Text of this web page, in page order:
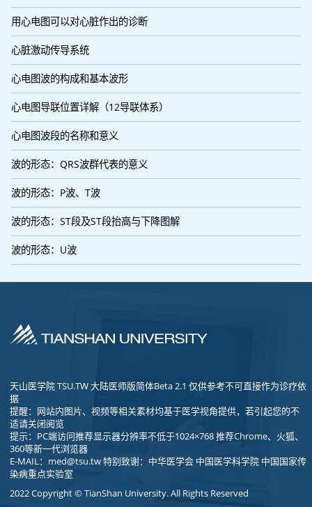
用心电图可以对心脏作出的诊断
心脏激动传导系统
心电图波的构成和基本波形
心电图导联位置详解（12导联体系）
心电图波段的名称和意义
波的形态：QRS波群代表的意义
波的形态：P波、T波
波的形态：ST段及ST段抬高与下降图解
波的形态：U波
天山医学院 TSU.TW 大陆医师版简体Beta 2.1 仅供参考不可直接作为诊疗依
据
提醒：网站内图片、视频等相关素材均基于医学视角提供，若引起您的不
适请关闭阅览
提示：PC端访问推荐显示器分辨率不低于1024×768 推荐Chrome、火狐、
360等新一代浏览器
E-MAIL： med@tsu.tw特别致谢：中华医学会 中国医学科学院 中国国家传
染病重点实验室
2022 Copyright © TianShan University. All Rights Reserved